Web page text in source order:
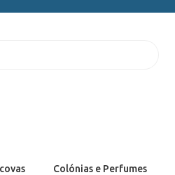
Colónias e Perfumes